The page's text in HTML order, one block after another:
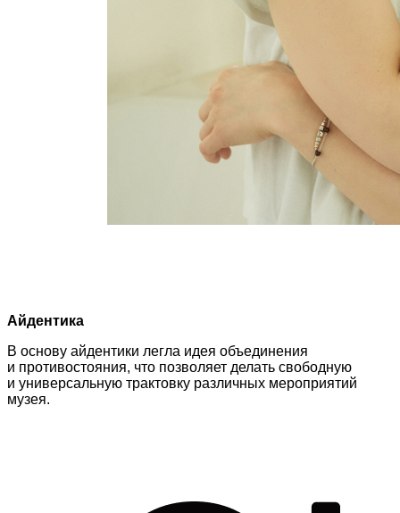
Айдентика
В основу айдентики легла идея объединения
и противостояния, что позволяет делать свободную
и универсальную трактовку различных мероприятий
музея.